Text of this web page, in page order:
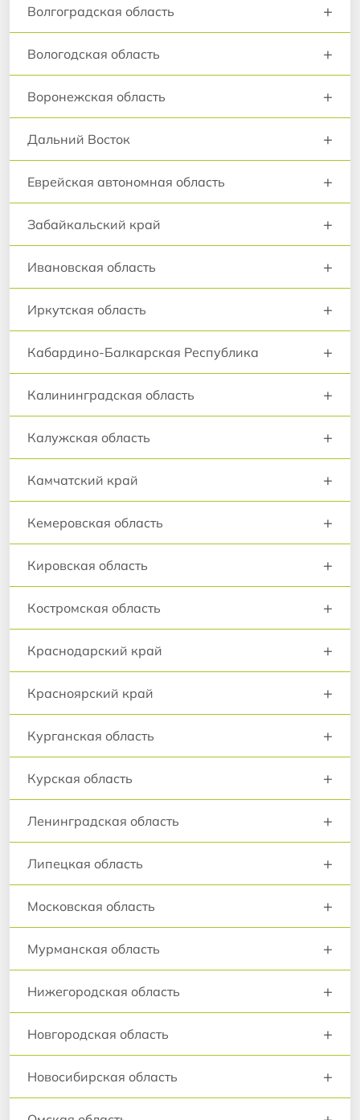
Волгоградская область +
Вологодская область +
Воронежская область +
Дальний Восток +
Еврейская автономная область +
Забайкальский край +
Ивановская область +
Иркутская область +
Кабардино-Балкарская Республика +
Калининградская область +
Калужская область +
Камчатский край +
Кемеровская область +
Кировская область +
Костромская область +
Краснодарский край +
Красноярский край +
Курганская область +
Курская область +
Ленинградская область +
Липецкая область +
Московская область +
Мурманская область +
Нижегородская область +
Новгородская область +
Новосибирская область +